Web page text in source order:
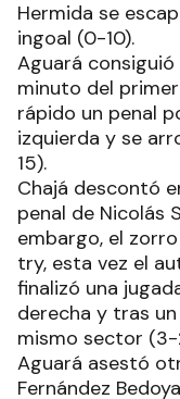
Hermida se
ingoal (0-10).
Aguará
minuto del
rápido un penal
izquierda y se
15).
Chajá descontó
penal de Nicolás
embargo, el
try, esta vez el
finalizó una
derecha y tras
mismo sector (3-
Aguará asestó
Fernández